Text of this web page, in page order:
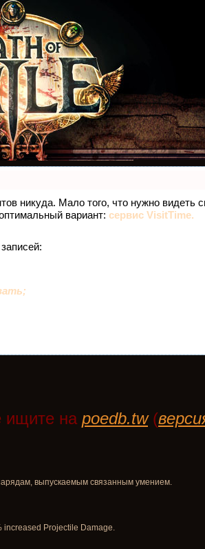
никуда. Мало того, что нужно видеть
вариант: сервис VisitTime.
ищите на poedb.tw(
выпускаемым связанным умением.
increased Projectile Damage.